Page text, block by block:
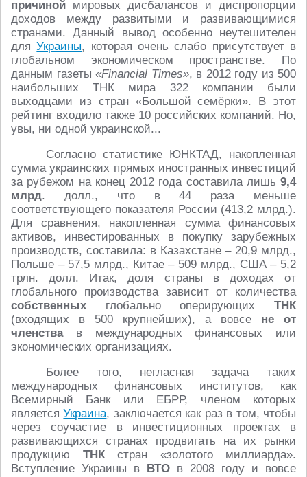
причиной мировых дисбалансов и диспропорции
доходов между развитыми и развивающимися
странами. Данный вывод особенно неутешителен
дляУкраины, которая очень слабо присутствует в
глобальном экономическом пространстве. По
данным газеты «Financial Times», в 2012 году из 500
наибольших ТНК мира 322 компании были
выходцами из стран «Большой семёрки». В этот
рейтинг входило также 10 российских компаний. Но,
увы, ни одной украинской...
Согласно статистике ЮНКТАД, накопленная
сумма украинских прямых иностранных инвестиций
за рубежом на конец 2012 года составила лишь 9,4
млрд. долл., что в 44 раза меньше
соответствующего показателя России (413,2 млрд.).
Для сравнения, накопленная сумма финансовых
активов, инвестированных в покупку зарубежных
производств, составила: в Казахстане – 20,9 млрд.,
Польше – 57,5 млрд., Китае – 509 млрд., США – 5,2
трлн. долл. Итак, доля страны в доходах от
глобального производства зависит от количества
собственных глобально оперирующих ТНК
(входящих в 500 крупнейших), а вовсе не от
членствав международных финансовых или
экономических организациях.
Более того, негласная задача таких
международных финансовых институтов, как
Всемирный Банк или ЕБРР, членом которых
являетсяУкраина, заключается как раз в том, чтобы
через соучастие в инвестиционных проектах в
развивающихся странах продвигать на их рынки
продукцию ТНКстран «золотого миллиарда».
Вступление Украины в ВТО в 2008 году и вовсе